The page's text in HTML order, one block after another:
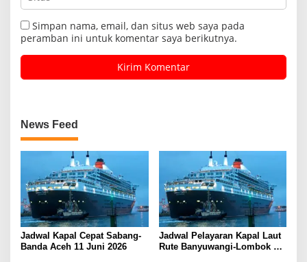
Simpan nama, email, dan situs web saya pada
peramban ini untuk komentar saya berikutnya.
News Feed
Jadwal Kapal Cepat Sabang-
Banda Aceh 11 Juni 2026
Jadwal Pelayaran Kapal Laut
Rute Banyuwangi-Lombok